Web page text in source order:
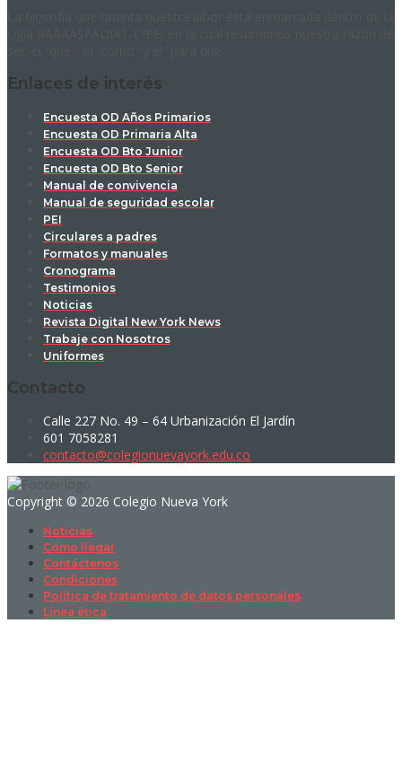
Enlaces de interés
Encuesta OD Años Primarios
Encuesta OD Primaria Alta
Encuesta OD Bto Junior
Encuesta OD Bto Senior
Manual de convivencia
Manual de seguridad escolar
PEI
Circulares a padres
Formatos y manuales
Cronograma
Testimonios
Noticias
Revista Digital New York News
Trabaje con Nosotros
Uniformes
Contacto
Calle 227 No. 49 – 64 Urbanización El Jardín
601 7058281
contacto@colegionuevayork.edu.co
Copyright © 2026 Colegio Nueva York
Noticias
Cómo llegar
Contáctenos
Condiciones
Política de tratamiento de datos personales
Línea ética